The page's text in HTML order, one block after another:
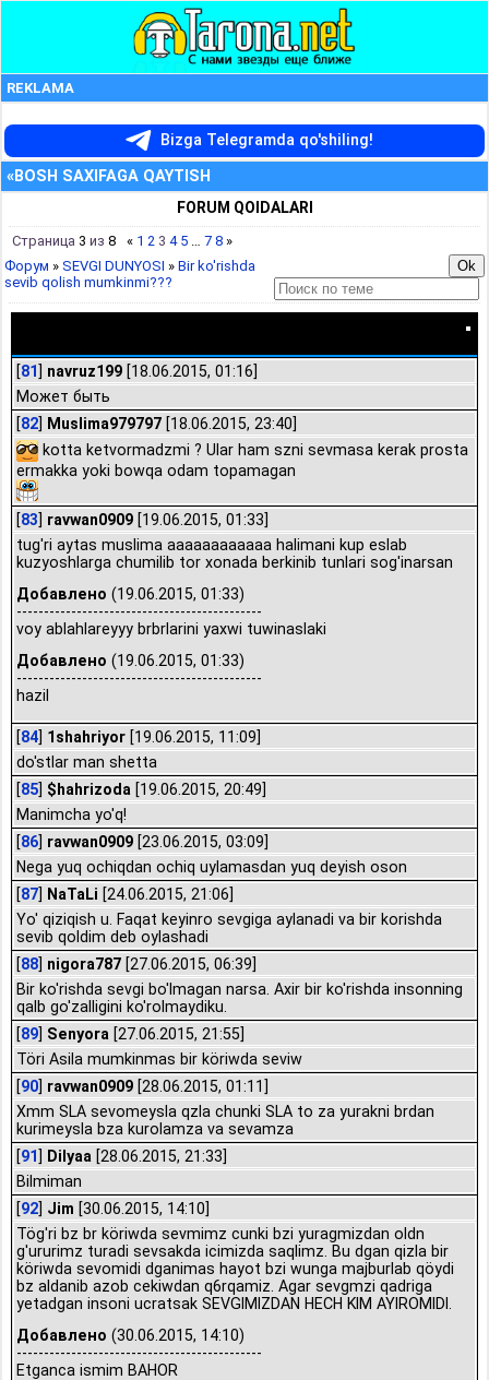
REKLAMA
Bizga Telegramda qo'shiling!
«BOSH SAXIFAGA QAYTISH
FORUM QOIDALARI
Страница 3 из 8 « 1 2 3 4 5 … 7 8 »
Форум » SEVGI DUNYOSI » Bir ko'rishda
sevib qolish mumkinmi???
[81] navruz199 [18.06.2015, 01:16]
Может быть
[82] Muslima979797 [18.06.2015, 23:40]
kotta ketvormadzmi ? Ular ham szni sevmasa kerak prosta
ermakka yoki bowqa odam topamagan
[83] ravwan0909 [19.06.2015, 01:33]
tug'ri aytas muslima aaaaaaaaaaaa halimani kup eslab
kuzyoshlarga chumilib tor xonada berkinib tunlari sog'inarsan
Добавлено (19.06.2015, 01:33)
---------------------------------------------
voy ablahlareyyy brbrlarini yaxwi tuwinaslaki
Добавлено (19.06.2015, 01:33)
---------------------------------------------
hazil
[84] 1shahriyor [19.06.2015, 11:09]
do'stlar man shetta
[85] $hahrizoda [19.06.2015, 20:49]
Manimcha yo'q!
[86] ravwan0909 [23.06.2015, 03:09]
Nega yuq ochiqdan ochiq uylamasdan yuq deyish oson
[87] NaTaLi [24.06.2015, 21:06]
Yo' qiziqish u. Faqat keyinro sevgiga aylanadi va bir korishda
sevib qoldim deb oylashadi
[88] nigora787 [27.06.2015, 06:39]
Bir ko'rishda sevgi bo'lmagan narsa. Axir bir ko'rishda insonning
qalb go'zalligini ko'rolmaydiku.
[89] Senyora [27.06.2015, 21:55]
Töri Asila mumkinmas bir köriwda seviw
[90] ravwan0909 [28.06.2015, 01:11]
Xmm SLA sevomeysla qzla chunki SLA to za yurakni brdan
kurimeysla bza kurolamza va sevamza
[91] Dilyaa [28.06.2015, 21:33]
Bilmiman
[92] Jim [30.06.2015, 14:10]
Tög'ri bz br köriwda sevmimz cunki bzi yuragmizdan oldn
g'ururimz turadi sevsakda icimizda saqlimz. Bu dgan qizla bir
köriwda sevomidi dganimas hayot bzi wunga majburlab qöydi
bz aldanib azob cekiwdan q6rqamiz. Agar sevgmzi qadriga
yetadgan insoni ucratsak SEVGIMIZDAN HECH KIM AYIROMIDI.
Добавлено (30.06.2015, 14:10)
---------------------------------------------
Etganca ismim BAHOR